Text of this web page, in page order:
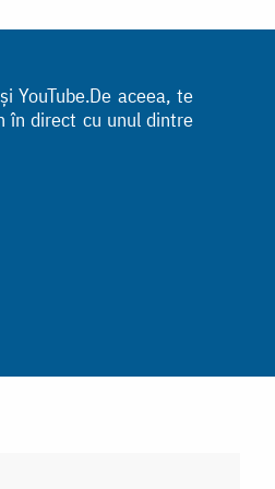
YouTube.De aceea, te
în direct cu unul dintre